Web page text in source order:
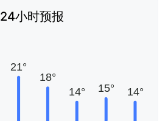
24小时预报